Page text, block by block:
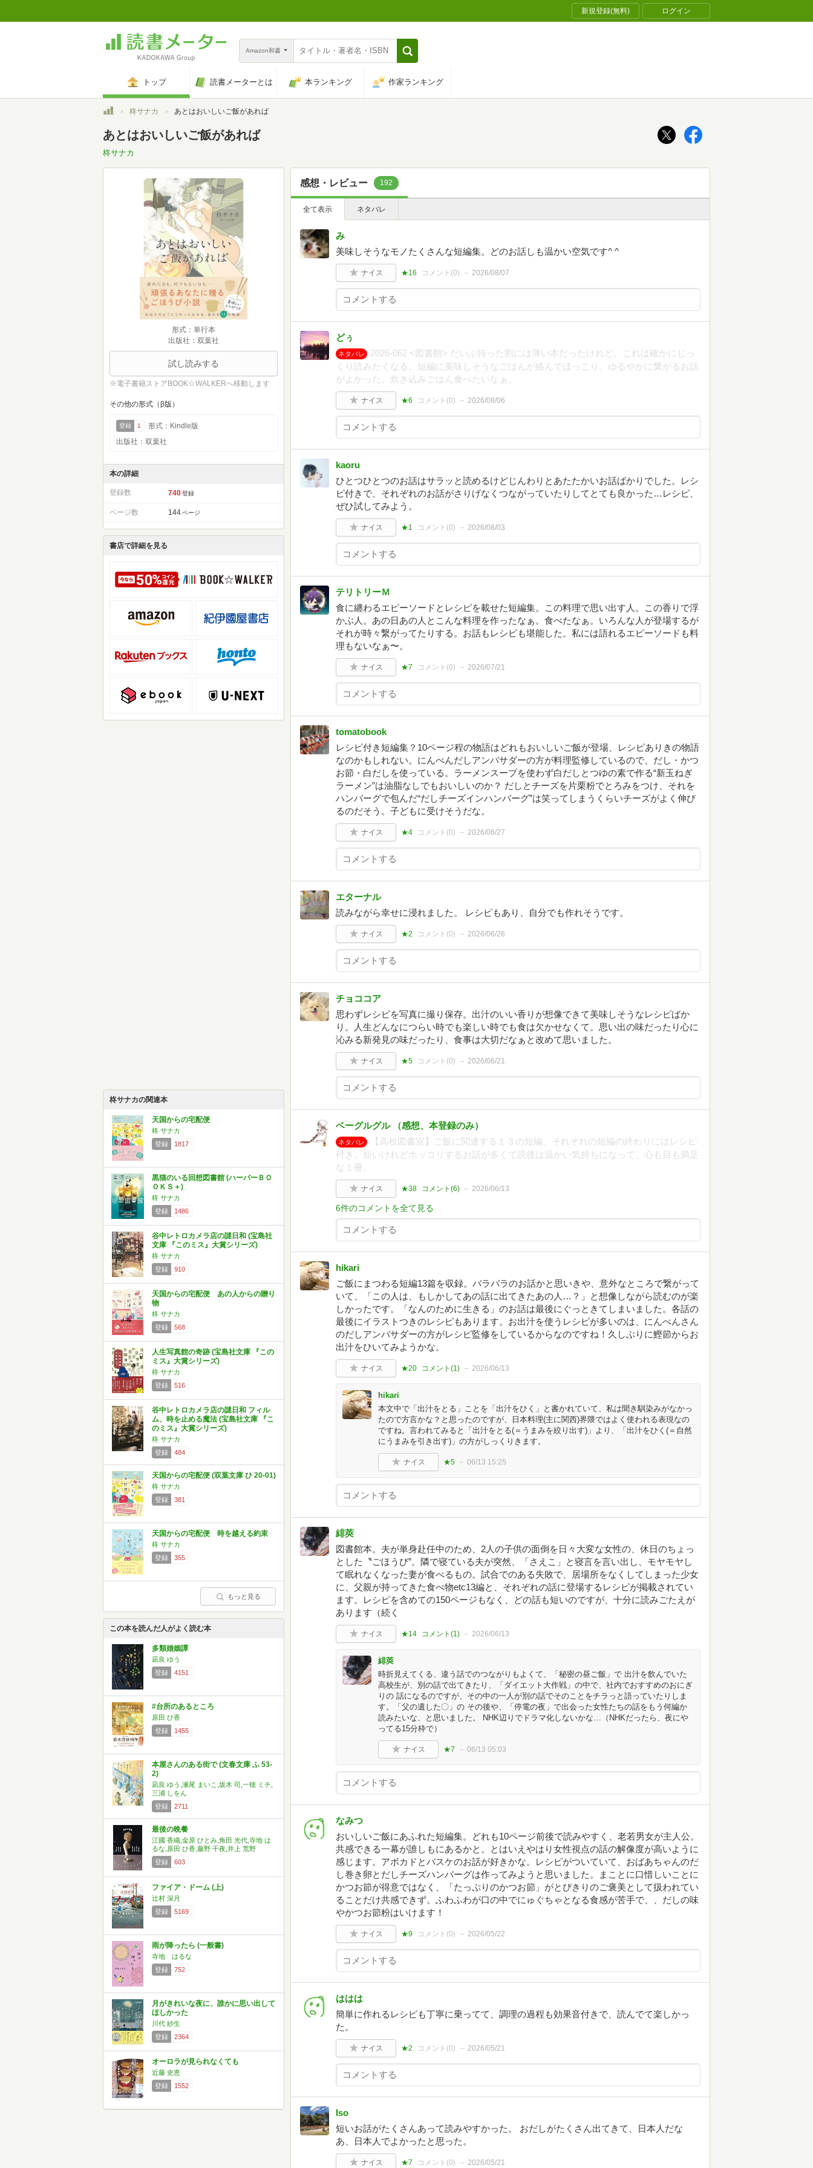
新規登録(無料) ログイン
Amazon和書
トップ 読書メーターとは 本ランキング 作家ランキング
トップ柊サナカ あとはおいしいご飯があれば
あとはおいしいご飯があれば
柊サナカ
形式：単行本
出版社：双葉社
試し読みする
※電子書籍ストアBOOK☆WALKERへ移動します
その他の形式（β版）
登録 1
形式：Kindle版
出版社：双葉社
本の詳細
登録数 740 登録
ページ数 144 ページ
書店で詳細を見る
柊サナカの関連本
天国からの宅配便
柊 サナカ
登録
1817
黒猫のいる回想図書館 (ハーパーＢＯ
ＯＫＳ＋)
柊 サナカ
登録
1486
谷中レトロカメラ店の謎日和 (宝島社
文庫 『このミス』大賞シリーズ)
柊 サナカ
登録
910
天国からの宅配便 あの人からの贈り
物
柊 サナカ
登録
568
人生写真館の奇跡 (宝島社文庫 『この
ミス』大賞シリーズ)
柊 サナカ
登録
516
谷中レトロカメラ店の謎日和 フィル
ム、時を止める魔法 (宝島社文庫 『こ
のミス』大賞シリーズ)
柊 サナカ
登録
484
天国からの宅配便 (双葉文庫 ひ 20-01)
柊 サナカ
登録
381
天国からの宅配便 時を越える約束
柊 サナカ
登録
355
もっと見る
この本を読んだ人がよく読む本
多類婚姻譚
凪良 ゆう
登録
4151
#台所のあるところ
原田 ひ香
登録
1455
本屋さんのある街で (文春文庫 ふ 53-
2)
凪良 ゆう,瀬尾 まいこ,坂木 司,一穂 ミチ,
三浦 しをん
登録
2711
最後の晩餐
江國 香織,金原 ひとみ,角田 光代,寺地 は
るな,原田 ひ香,藤野 千夜,井上 荒野
登録
603
ファイア・ドーム (上)
辻村 深月
登録
5169
雨が降ったら (一般書)
寺地 はるな
登録
752
月がきれいな夜に、誰かに思い出して
ほしかった
川代 紗生
登録
2364
オーロラが見られなくても
近藤 史恵
登録
1552
感想・レビュー 192
全て表示 ネタバレ
み
美味しそうなモノたくさんな短編集。どのお話しも温かい空気です^ ^
ナイス ★16 コメント(0) 2026/08/07
どぅ
ネタバレ
2026-062 <図書館> だいぶ待った割には薄い本だったけれど、これは確かにじっ
くり読みたくなる。短編に美味しそうなごはんが絡んでほっこり。ゆるやかに繋がるお話
がよかった。炊き込みごはん食べたいなぁ。
ナイス ★6 コメント(0) 2026/08/06
kaoru
ひとつひとつのお話はサラッと読めるけどじんわりとあたたかいお話ばかりでした。レシ
ピ付きで、それぞれのお話がさりげなくつながっていたりしてとても良かった…レシピ、
ぜひ試してみよう。
ナイス ★1 コメント(0) 2026/08/03
テリトリーＭ
食に纏わるエピーソードとレシピを載せた短編集。この料理で思い出す人。この香りで浮
かぶ人。あの日あの人とこんな料理を作ったなぁ。食べたなぁ。いろんな人が登場するが
それが時々繋がってたりする。お話もレシピも堪能した。私には語れるエピーソードも料
理もないなぁ〜。
ナイス ★7 コメント(0) 2026/07/21
tomatobook
レシピ付き短編集？10ページ程の物語はどれもおいしいご飯が登場、レシピありきの物語
なのかもしれない。にんべんだしアンバサダーの方が料理監修しているので、だし・かつ
お節・白だしを使っている。ラーメンスープを使わず白だしとつゆの素で作る“新玉ねぎ
ラーメン”は油脂なしでもおいしいのか？ だしとチーズを片栗粉でとろみをつけ、それを
ハンバーグで包んだ“だしチーズインハンバーグ”は笑ってしまうくらいチーズがよく伸び
るのだそう。子どもに受けそうだな。
ナイス ★4 コメント(0) 2026/06/27
エターナル
読みながら幸せに浸れました。 レシピもあり、自分でも作れそうです。
ナイス ★2 コメント(0) 2026/06/26
チョココア
思わずレシピを写真に撮り保存。出汁のいい香りが想像できて美味しそうなレシピばか
り。人生どんなにつらい時でも楽しい時でも食は欠かせなくて。思い出の味だったり心に
沁みる新発見の味だったり、食事は大切だなぁと改めて思いました。
ナイス ★5 コメント(0) 2026/06/21
ベーグルグル （感想、本登録のみ）
ネタバレ
【高校図書室】ご飯に関連する１３の短編。それぞれの短編の終わりにはレシピ
付き。短いけれどホッコリするお話が多くて読後は温かい気持ちになって、心も目も満足
な１冊。
ナイス ★38 コメント(6) 2026/06/13
6件のコメントを全て見る
hikari
ご飯にまつわる短編13篇を収録。バラバラのお話かと思いきや、意外なところで繋がって
いて、「この人は、もしかしてあの話に出てきたあの人…？」と想像しながら読むのが楽
しかったです。「なんのために生きる」のお話は最後にぐっときてしまいました。各話の
最後にイラストつきのレシピもあります。お出汁を使うレシピが多いのは、にんべんさん
のだしアンバサダーの方がレシピ監修をしているからなのですね！久しぶりに鰹節からお
出汁をひいてみようかな。
ナイス ★20 コメント(1) 2026/06/13
hikari
本文中で「出汁をとる」ことを「出汁をひく」と書かれていて、私は聞き馴染みがなかっ
たので方言かな？と思ったのですが、日本料理(主に関西)界隈ではよく使われる表現なの
ですね。言われてみると「出汁をとる(＝うまみを絞り出す)」より、「出汁をひく(＝自然
にうまみを引き出す)」の方がしっくりきます。
ナイス ★5 06/13 15:25
緋莢
図書館本。夫が単身赴任中のため、2人の子供の面倒を日々大変な女性の、休日のちょっ
とした〝ごほうび”。隣で寝ている夫が突然、「さえこ」と寝言を言い出し、モヤモヤし
て眠れなくなった妻が食べるもの。試合でのある失敗で、居場所をなくしてしまった少女
に、父親が持ってきた食べ物etc13編と、それぞれの話に登場するレシピが掲載されてい
ます。レシピを含めての150ページもなく、どの話も短いのですが、十分に読みごたえが
あります（続く
ナイス ★14 コメント(1) 2026/06/13
緋莢
時折見えてくる、違う話でのつながりもよくて、「秘密の昼ご飯」で 出汁を飲んでいた
高校生が、別の話で出てきたり、「ダイエット大作戦」の中で、社内でおすすめのおにぎ
りの 話になるのですが、その中の一人が別の話でそのことをチラっと語っていたりしま
す。「父の遺した〇」の その後や、「停電の夜」で出会った女性たちの話をもう何編か
読みたいな、と思いました。 NHK辺りでドラマ化しないかな…（NHKだったら、夜にや
ってる15分枠で）
ナイス ★7 06/13 05:03
なみつ
おいしいご飯にあふれた短編集。どれも10ページ前後で読みやすく、老若男女が主人公。
共感できる一幕が誰しもにあるかと。とはいえやはり女性視点の話の解像度が高いように
感じます。アボカドとバスケのお話が好きかな。レシピがついていて、おばあちゃんのだ
し巻き卵とだしチーズハンバーグは作ってみようと思いました。まことに口惜しいことに
かつお節が得意ではなく、「たっぷりのかつお節」がとびきりのご褒美として扱われてい
ることだけ共感できず。ふわふわが口の中でにゅぐちゃとなる食感が苦手で、、だしの味
やかつお節粉はいけます！
ナイス ★9 コメント(0) 2026/05/22
ははは
簡単に作れるレシピも丁寧に乗ってて、調理の過程も効果音付きで、読んでて楽しかっ
た。
ナイス ★2 コメント(0) 2026/05/21
Iso
短いお話がたくさんあって読みやすかった。 おだしがたくさん出てきて、日本人だな
あ、日本人でよかったと思った。
ナイス ★7 コメント(0) 2026/05/21